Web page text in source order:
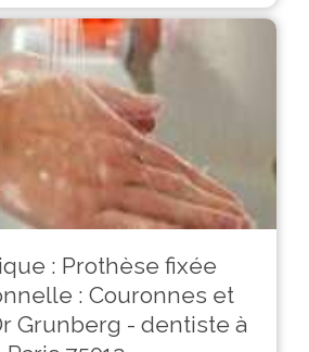
: Prothèse fixée
: Couronnes et
Grunberg - dentiste à